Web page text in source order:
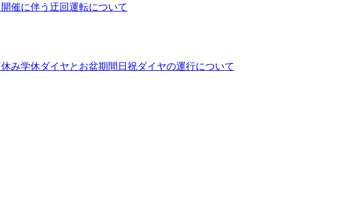
催に伴う迂回運転について
休み学休ダイヤとお盆期間日祝ダイヤの運行について